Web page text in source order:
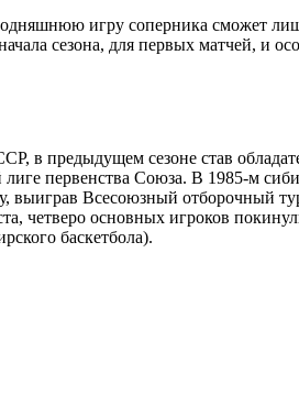
игру соперника сможет
сезона, для первых матчей, и
предыдущем сезоне став
первенства Союза. В 1985-м
Всесоюзный отборочный
четверо основных игроков
баскетбола).